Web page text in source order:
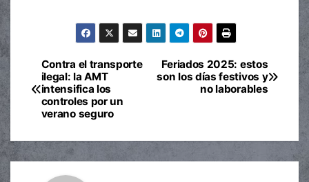
Navegación
de
entradas
Feriados 2025: estos
son los días festivos y
no laborables
Contra el transporte
ilegal: la AMT
intensifica los
controles por un
verano seguro